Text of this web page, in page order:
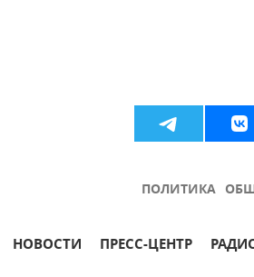
ПОЛИТИКА
НОВОСТИ ПРЕСС-ЦЕНТР